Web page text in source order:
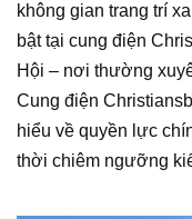
không gian trang trí
bật tại cung điện
Hội – nơi thường
Cung điện
hiểu về quyền lực
thời chiêm ngưỡng